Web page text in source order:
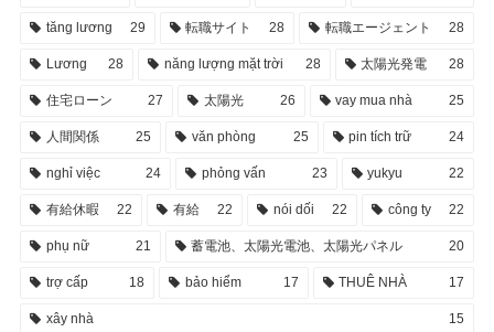
tăng lương 29 転職サイト 28 転職エージェント 28
Lương 28 năng lượng mặt trời 28 太陽光発電 28
住宅ローン 27 太陽光 26 vay mua nhà 25
人間関係 25 văn phòng 25 pin tích trữ 24
nghỉ việc 24 phỏng vấn 23 yukyu 22
有給休暇 22 有給 22 nói dối 22 công ty 22
phụ nữ 21 蓄電池、太陽光電池、太陽光パネル 20
trợ cấp 18 bảo hiểm 17 THUÊ NHÀ 17
xây nhà 15